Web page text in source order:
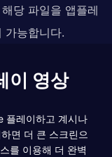
당 파일을 앱플레
가능합니다.
이 영상
플레이하고 계시나
면 더 큰 스크린으
를 이용해 더 완벽